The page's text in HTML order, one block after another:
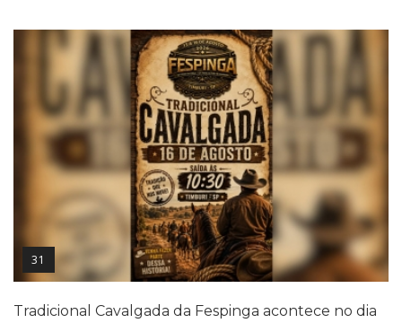
31
Tradicional Cavalgada da Fespinga acontece no dia